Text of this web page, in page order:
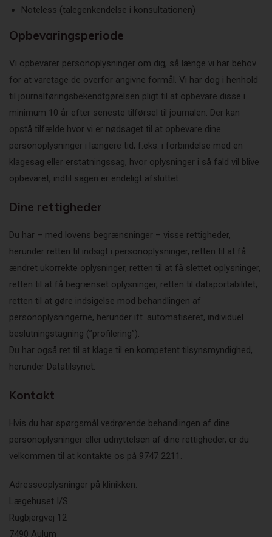
Noteless (talegenkendelse i konsultationen)
Opbevaringsperiode
Vi opbevarer personoplysninger om dig, så længe vi har behov
for at varetage de overfor angivne formål. Vi har dog i henhold
til journalføringsbekendtgørelsen pligt til at opbevare disse i
minimum 10 år efter seneste tilførsel til journalen. Der kan
opstå tilfælde hvor vi er nødsaget til at opbevare dine
personoplysninger i længere tid, f.eks. i forbindelse med en
klagesag eller erstatningssag, hvor oplysninger i så fald vil blive
opbevaret, indtil sagen er endeligt afsluttet.
Dine rettigheder
Du har – med lovens begrænsninger – visse rettigheder,
herunder retten til indsigt i personoplysninger, retten til at få
ændret ukorrekte oplysninger, retten til at få slettet oplysninger,
retten til at få begrænset oplysninger, retten til dataportabilitet,
retten til at gøre indsigelse mod behandlingen af
personoplysningerne, herunder ift. automatiseret, individuel
beslutningstagning (”profilering”).
Du har også ret til at klage til en kompetent tilsynsmyndighed,
herunder Datatilsynet.
Kontakt
Hvis du har spørgsmål vedrørende behandlingen af dine
personoplysninger eller udnyttelsen af dine rettigheder, er du
velkommen til at kontakte os på 9747 2211.
Adresseoplysninger på klinikken:
Lægehuset I/S
Rugbjergvej 12
7490 Aulum